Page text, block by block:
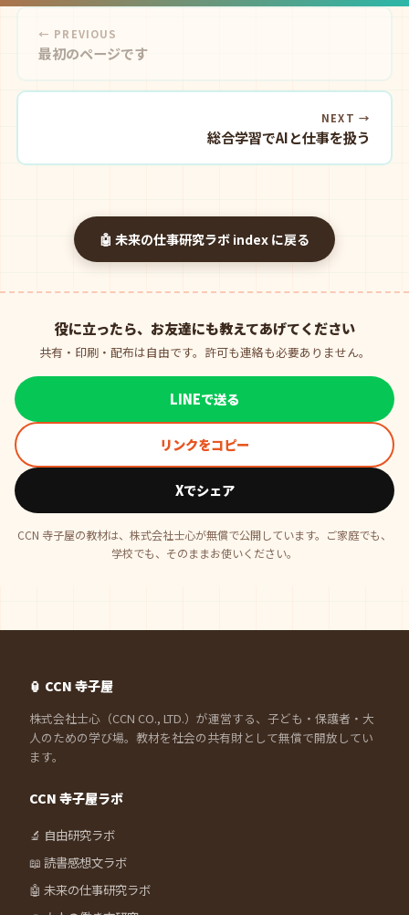
← PREVIOUS
最初のページです
NEXT →
総合学習でAIと仕事を扱う
🤖 未来の仕事研究ラボ index に戻る
役に立ったら、お友達にも教えてあげてください
共有・印刷・配布は自由です。許可も連絡も必要ありません。
LINEで送る
リンクをコピー
Xでシェア
CCN 寺子屋の教材は、株式会社士心が無償で公開しています。ご家庭でも、
学校でも、そのままお使いください。
🏮 CCN 寺子屋
株式会社士心（CCN CO., LTD.）が運営する、子ども・保護者・大
人のための学び場。教材を社会の共有財として無償で開放してい
ます。
CCN 寺子屋ラボ
🔬 自由研究ラボ
📖 読書感想文ラボ
🤖 未来の仕事研究ラボ